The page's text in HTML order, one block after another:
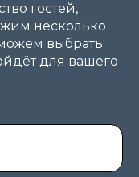
гостей,
несколько
выбрать
для вашего